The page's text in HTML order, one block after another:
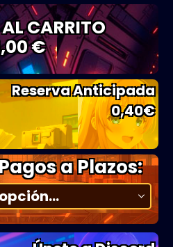
CARRITO
€
Reserva Anticipada
0,40€
a Plazos: